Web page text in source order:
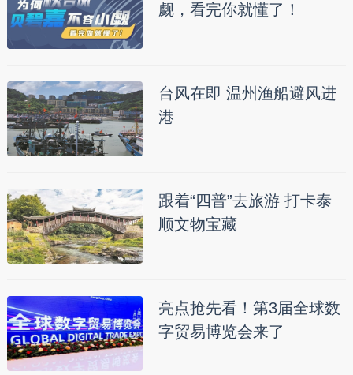
觑，看完你就懂了！
台风在即 温州渔船避风进
港
跟着“四普”去旅游 打卡泰
顺文物宝藏
亮点抢先看！第3届全球数
字贸易博览会来了